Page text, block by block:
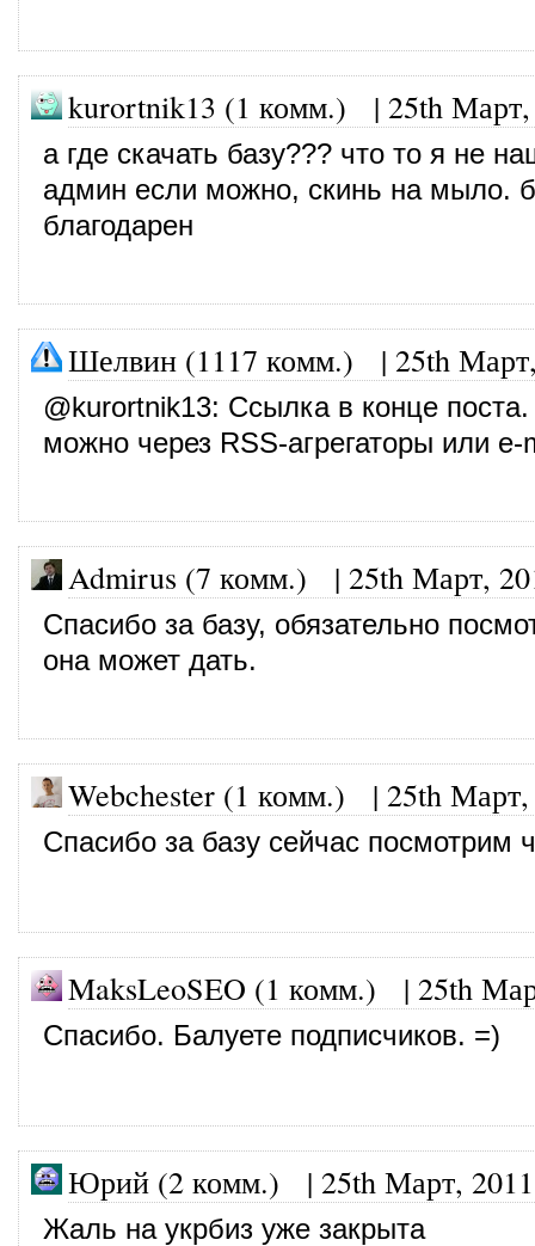
kurortnik13 (1 комм.) | 25th
а где скачать базу??? что то я не
админ если можно, скинь на мыло.
благодарен
Шелвин (1117 комм.) | 25th
@kurortnik13: Ссылка в конце
можно через RSS-агрегаторы или e-
Admirus (7 комм.) | 25th Март,
Спасибо за базу, обязательно
она может дать.
Webchester (1 комм.) | 25th
Спасибо за базу сейчас посмотрим
MaksLeoSEO (1 комм.) | 25th
Спасибо. Балуете подписчиков. =)
Юрий (2 комм.) | 25th Март, 2011
Жаль на укрбиз уже закрыта